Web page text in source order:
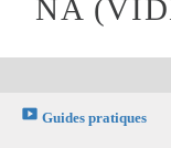
NA
smart_display Guides pratiques